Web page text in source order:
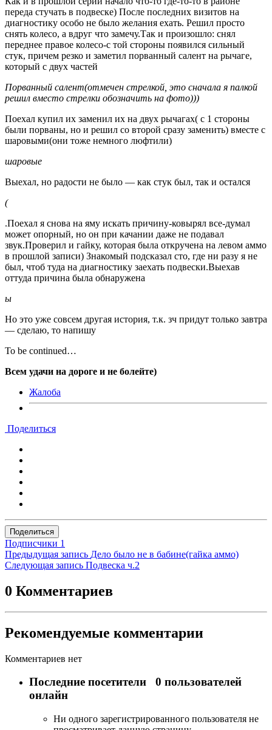
переда стучать в подвеске) После последних визитов на
диагностику особо не было желания ехать. Решил просто
снять колесо, а вдруг что замечу.Так и произошло: снял
переднее правое колесо-с той стороны появился сильный
стук, причем резко и заметил порванный салент на рычаге,
который с двух частей
Порванный салент(отмечен стрелкой, это сначала я палкой
решил вместо стрелки обозначить на фото)))
Поехал купил их заменил их на двух рычагах( с 1 стороны
были порваны, но и решил со второй сразу заменить) вместе с
шаровыми(они тоже немного люфтили)
шаровые
Выехал, но радости не было — как стук был, так и остался
(
.Поехал я снова на яму искать причину-ковырял все-думал
может опорный, но он при качании даже не подавал
звук.Проверил и гайку, которая была откручена на левом аммо
в прошлой записи) Знакомый подсказал сто, где ни разу я не
был, чтоб туда на диагностику заехать подвески.Выехав
оттуда причина была обнаружена
ы
Но это уже совсем другая история, т.к. зч придут только завтра
— сделаю, то напишу
To be continued…
Всем удачи на дороге и не болейте)
Жалоба
Поделиться
Поделиться
Подписчики 1
Предыдущая запись Дело было не в бабине(гайка аммо)
Следующая запись Подвеска ч.2
0 Комментариев
Рекомендуемые комментарии
Комментариев нет
Последние посетители 0 пользователей
онлайн
Ни одного зарегистрированного пользователя не